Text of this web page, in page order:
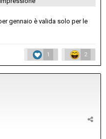
gennaio è valida solo per le
1 2